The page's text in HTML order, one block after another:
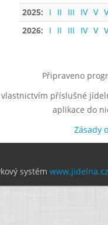
2025:
I II III IV V
2026:
I II III IV V
Připraveno
příslušné
aplikace do
Zásady
systém www.jidelna.cz